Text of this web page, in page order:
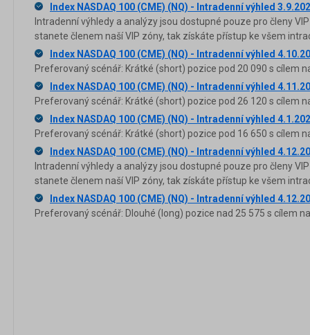
Index NASDAQ 100 (CME) (NQ) - Intradenní výhled
Intradenní výhledy a analýzy jsou dostupné pouze pro členy
stanete členem naší VIP zóny, tak získáte přístup ke všem
Index NASDAQ 100 (CME) (NQ) - Intradenní výhled
Preferovaný scénář: Krátké (short) pozice pod 20 090 s cílem
Index NASDAQ 100 (CME) (NQ) - Intradenní výhled
Preferovaný scénář: Krátké (short) pozice pod 26 120 s cílem
Index NASDAQ 100 (CME) (NQ) - Intradenní výhled
Preferovaný scénář: Krátké (short) pozice pod 16 650 s cílem
Index NASDAQ 100 (CME) (NQ) - Intradenní výhled
Intradenní výhledy a analýzy jsou dostupné pouze pro členy
stanete členem naší VIP zóny, tak získáte přístup ke všem
Index NASDAQ 100 (CME) (NQ) - Intradenní výhled
Preferovaný scénář: Dlouhé (long) pozice nad 25 575 s cílem